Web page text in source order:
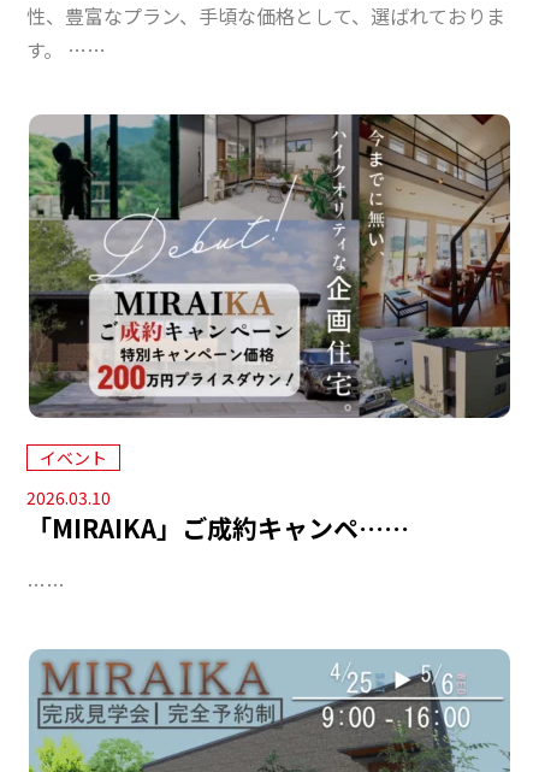
性、豊富なプラン、手頃な価格として、選ばれておりま
す。 ……
イベント
2026.03.10
「MIRAIKA」ご成約キャンペ……
……